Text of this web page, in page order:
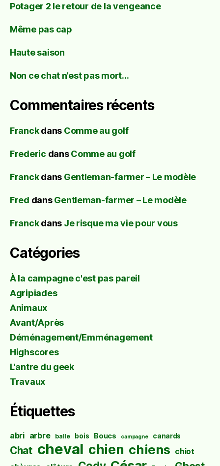
Potager 2 le retour de la vengeance
Même pas cap
Haute saison
Non ce chat n’est pas mort…
Commentaires récents
Franckdans Comme au golf
Frederic dansComme au golf
Franckdans Gentleman-farmer – Le modèle
Fred dansGentleman-farmer – Le modèle
Franckdans Je risque ma vie pour vous
Catégories
À la campagne c'est pas pareil
Agripiades
Animaux
Avant/Après
Déménagement/Emménagement
Highscores
L'antre du geek
Travaux
Étiquettes
abri arbre balle bois Boucs campagne canards
Chat cheval chien chiens chiot